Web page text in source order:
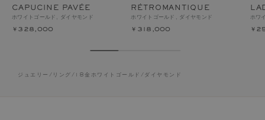
CAPUCINE PAVÉE
ホワイトゴールド, ダイヤモンド
￥328,000
RÉTROMANTIQUE
ホワイトゴールド, ダイヤモンド
￥318,000
ホワ
￥
ジュエリー / リング / 18金ホワイトゴールド / ダイヤモンド